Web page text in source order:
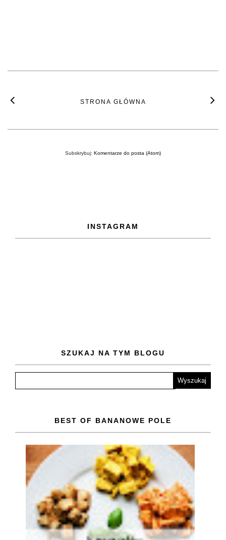
STRONA GŁÓWNA
Subskrybuj: Komentarze do posta (Atom)
INSTAGRAM
SZUKAJ NA TYM BLOGU
BEST OF BANANOWE POLE